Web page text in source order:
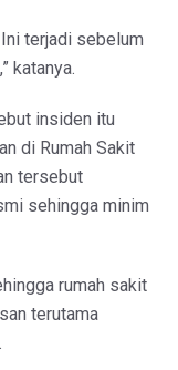
terjadi sebelum
katanya.
insiden itu
di Rumah Sakit
tersebut
sehingga minim
rumah sakit
terutama